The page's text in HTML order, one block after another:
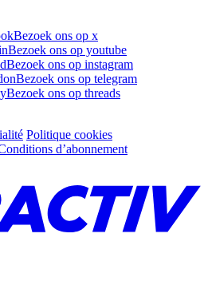
Bezoek ons op x
Bezoek ons op youtube
Bezoek ons op instagram
Bezoek ons op telegram
Bezoek ons op threads
Politique cookies
d’abonnement